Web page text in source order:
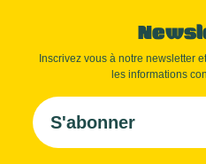
Inscrivez vous à notre newsletter
les informations
S'abonner